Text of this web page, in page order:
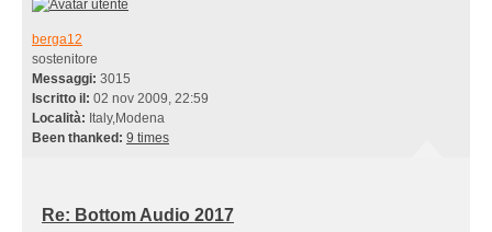
berga12
sostenitore
Messaggi: 3015
Iscritto il: 02 nov 2009, 22:59
Località: Italy,Modena
Been thanked: 9 times
Re: Bottom Audio 2017